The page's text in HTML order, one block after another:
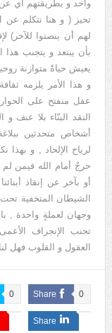
واحد و بطريقتهم أي عن
تحيز ( و هنا نتكلم عن
لهم أن ينصتوا للآخر)
بأن يبتعد و يتجنب
يعيش حياةً متوازنة
و هذا الأمر يلزمه
عقل منفتح على
النقد البنّاء بلا عنف
أشخاص متحدثين
لرياح الإلحاد , و
حرجٌ أمام الله فيمن
أو بآخر عن إنقاذ
الشيطان المتخفية
وجهان لعملةٍ واحدة ,
تجنب الإنجراف
العقول و القلوب فهل
Share 0
0
Share